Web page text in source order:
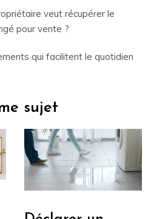
veut récupérer le
pour vente ?
qui facilitent le quotidien
sujet